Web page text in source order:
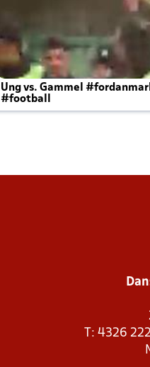
Ung vs. Gammel
#football
T: 4326